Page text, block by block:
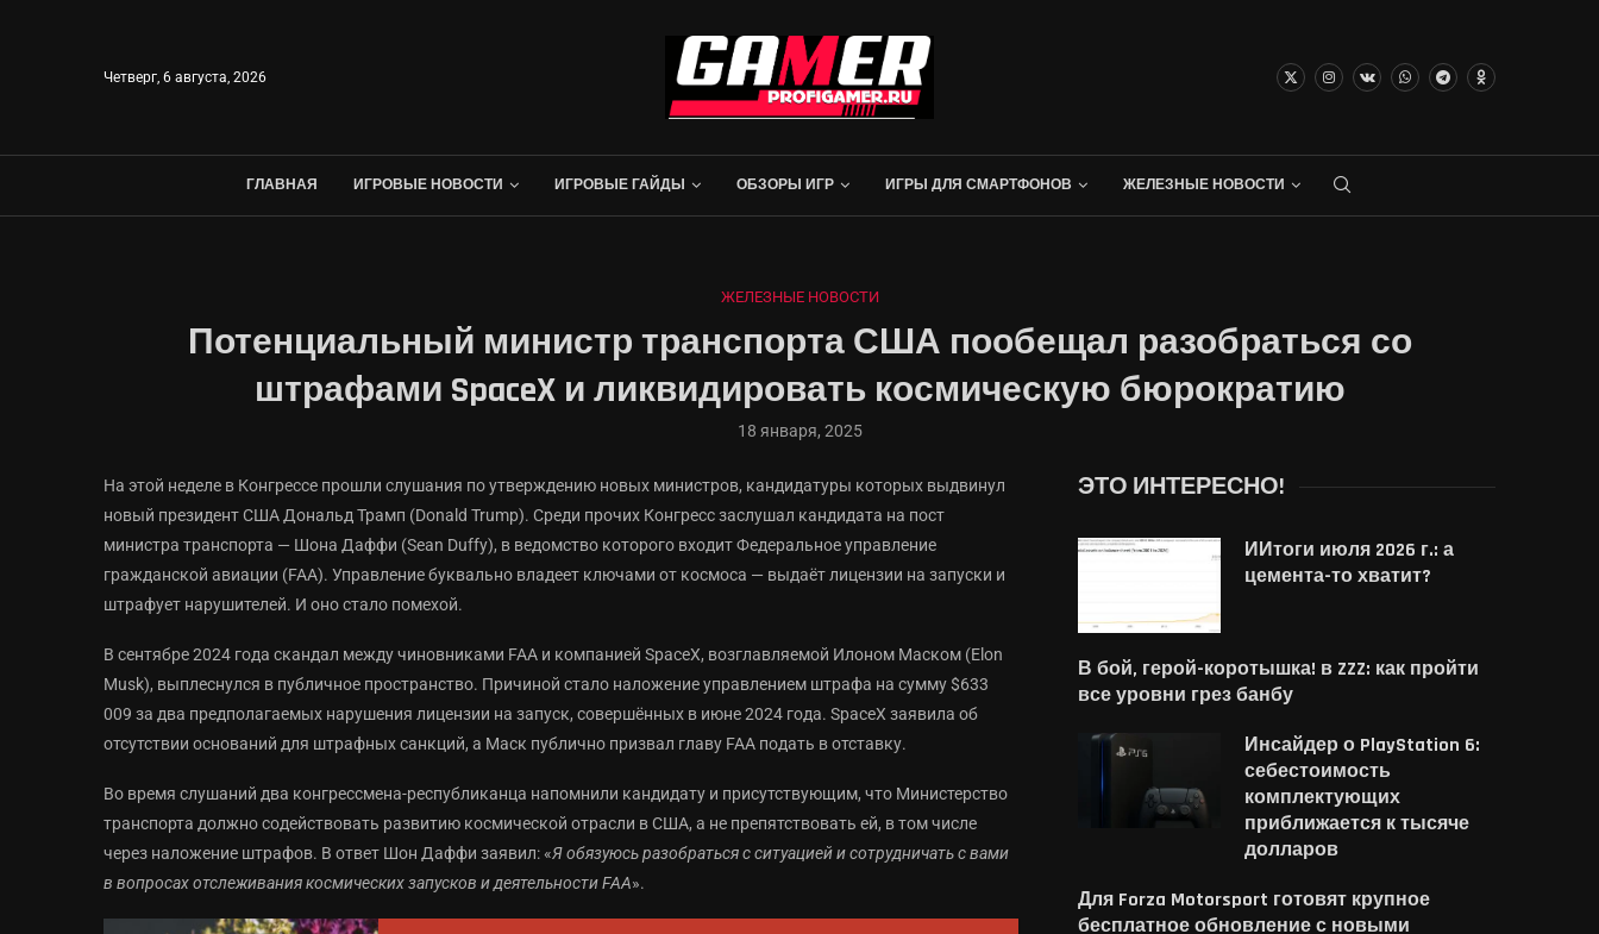
Четверг, 6 августа, 2026
ГЛАВНАЯ ИГРОВЫЕ НОВОСТИ ИГРОВЫЕ ГАЙДЫ ОБЗОРЫ ИГР ИГРЫ ДЛЯ СМАРТФОНОВ ЖЕЛЕЗНЫЕ НОВОСТИ
ЖЕЛЕЗНЫЕ НОВОСТИ
Потенциальный министр транспорта США пообещал разобраться со
штрафами SpaceX и ликвидировать космическую бюрократию
18 января, 2025
На этой неделе в Конгрессе прошли слушания по утверждению новых министров, кандидатуры которых выдвинул
новый президент США Дональд Трамп (Donald Trump). Среди прочих Конгресс заслушал кандидата на пост
министра транспорта — Шона Даффи (Sean Duffy), в ведомство которого входит Федеральное управление
гражданской авиации (FAA). Управление буквально владеет ключами от космоса — выдаёт лицензии на запуски и
штрафует нарушителей. И оно стало помехой.
В сентябре 2024 года скандал между чиновниками FAA и компанией SpaceX, возглавляемой Илоном Маском (Elon
Musk), выплеснулся в публичное пространство. Причиной стало наложение управлением штрафа на сумму $633
009 за два предполагаемых нарушения лицензии на запуск, совершённых в июне 2024 года. SpaceX заявила об
отсутствии оснований для штрафных санкций, а Маск публично призвал главу FAA подать в отставку.
Во время слушаний два конгрессмена-республиканца напомнили кандидату и присутствующим, что Министерство
транспорта должно содействовать развитию космической отрасли в США, а не препятствовать ей, в том числе
через наложение штрафов. В ответ Шон Даффи заявил: «Я обязуюсь разобраться с ситуацией и сотрудничать с вами
в вопросах отслеживания космических запусков и деятельности FAA».
ЭТО ИНТЕРЕСНО!
ИИтоги июля 2026 г.: а
цемента-то хватит?
В бой, герой-коротышка! в ZZZ: как пройти
все уровни грез банбу
Инсайдер о PlayStation 6:
себестоимость
комплектующих
приближается к тысяче
долларов
Для Forza Motorsport готовят крупное
бесплатное обновление с новыми